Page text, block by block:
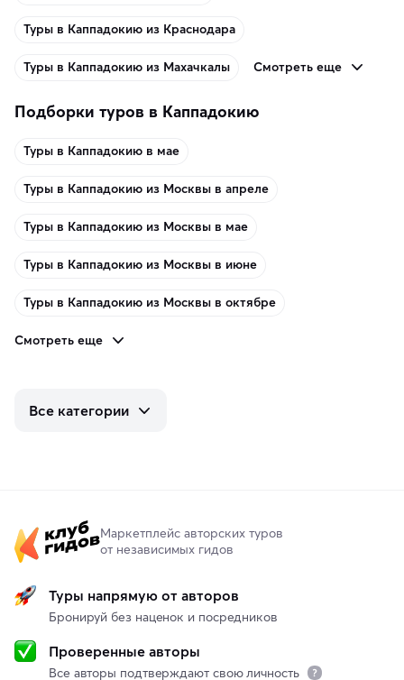
Туры в Каппадокию из Краснодара
Туры в Каппадокию из Махачкалы Смотреть еще
Подборки туров в Каппадокию
Туры в Каппадокию в мае
Туры в Каппадокию из Москвы в апреле
Туры в Каппадокию из Москвы в мае
Туры в Каппадокию из Москвы в июне
Туры в Каппадокию из Москвы в октябре
Смотреть еще
Все категории
Маркетплейс авторских туров
от независимых гидов
Туры напрямую от авторов
Бронируй без наценок и посредников
Проверенные авторы
Все авторы подтверждают свою личность